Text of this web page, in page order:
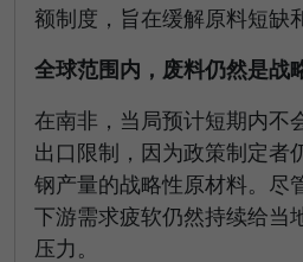
额制度，旨在缓解原料短缺
全球范围内，废料仍然是战
在南非，当局预计短期内不
出口限制，因为政策制定者
钢产量的战略性原材料。尽
下游需求疲软仍然持续给当
压力。